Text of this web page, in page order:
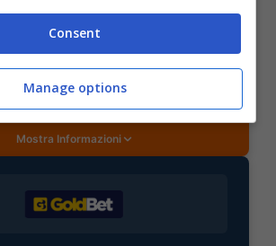
200€
VERIFICA
Mostra Informazioni
Consent
Manage options